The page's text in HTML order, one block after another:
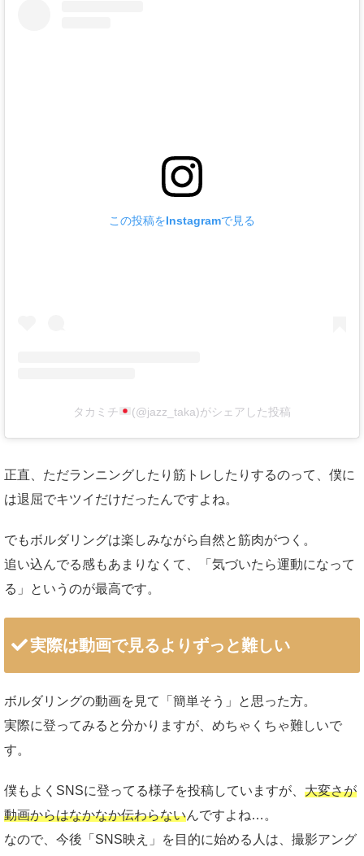
この投稿をInstagramで見る
タカミチ (@jazz_taka)がシェアした投稿
正直、ただランニングしたり筋トレしたりするのって、僕に
は退屈でキツイだけだったんですよね。
でもボルダリングは楽しみながら自然と筋肉がつく。
追い込んでる感もあまりなくて、「気づいたら運動になって
る」というのが最高です。
実際は動画で見るよりずっと難しい
ボルダリングの動画を見て「簡単そう」と思った方。
実際に登ってみると分かりますが、めちゃくちゃ難しいで
す。
僕もよくSNSに登ってる様子を投稿していますが、 大変さが
動画からはなかなか伝わらないんですよね…。
なので、今後「SNS映え」を目的に始める人は、撮影アング